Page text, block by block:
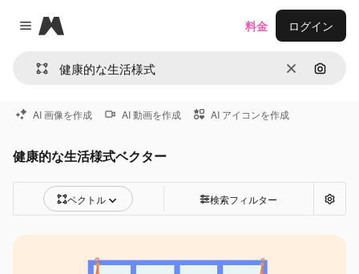
Close menu
Magnific
消去 画像で
料金 ログイン
AI 画像を作成 AI 動画を作成 AI アイコンを作成
健康的な生活様式ベクター
ベクトル 検索フィルター